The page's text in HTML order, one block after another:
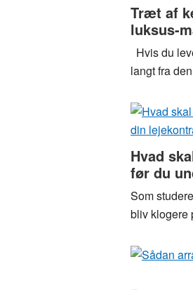
Træt af
luksus-
Hvis du
langt fra
Hvad
før du
Som
bliv klogere